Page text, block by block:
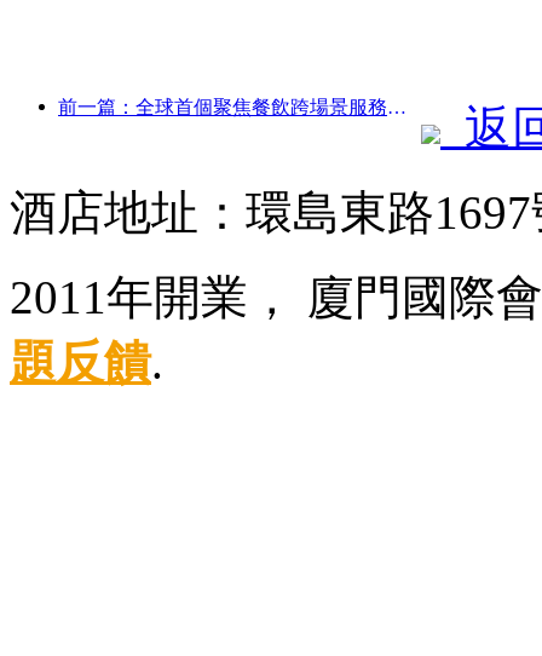
前一篇：全球首個聚焦餐飲跨場景服務的人形機器人發布
返
酒店地址：環島東路
2011年開業， 廈門國
題反饋.